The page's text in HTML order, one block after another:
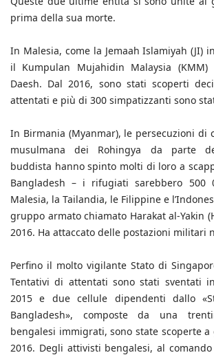
prima della sua morte.
In Malesia, come la Jemaah Islamiyah (JI)
il Kumpulan Mujahidin Malaysia
Daesh. Dal 2016, sono stati scoperti
attentati e più di 300 simpatizzanti sono
In Birmania (Myanmar), le persecuzioni di
musulmana dei Rohingya da parte
buddista hanno spinto molti di loro a
Bangladesh – i rifugiati sarebbero 500
Malesia, la Tailandia, le Filippine e
gruppo armato chiamato Harakat al-Yakin
2016. Ha attaccato delle postazioni militari
Perfino il molto vigilante Stato di
Tentativi di attentati sono stati sventati
2015 e due cellule dipendenti dallo
Bangladesh», composte da una
bengalesi immigrati, sono state scoperte
2016. Degli attivisti bengalesi, al